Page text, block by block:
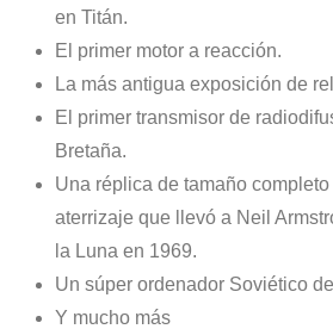
en Titán.
El primer motor a reacción.
La más antigua exposición de
El primer transmisor de
Bretaña.
Una réplica de tamaño
aterrizaje que llevó a Neil
la Luna en 1969.
Un súper ordenador Soviético
Y mucho más